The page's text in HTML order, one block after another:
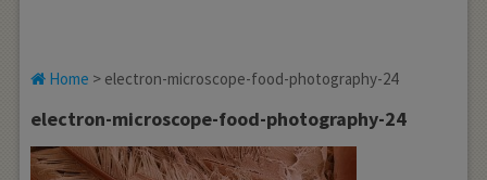
Home > electron-microscope-food-photography-24
electron-microscope-food-photography-24